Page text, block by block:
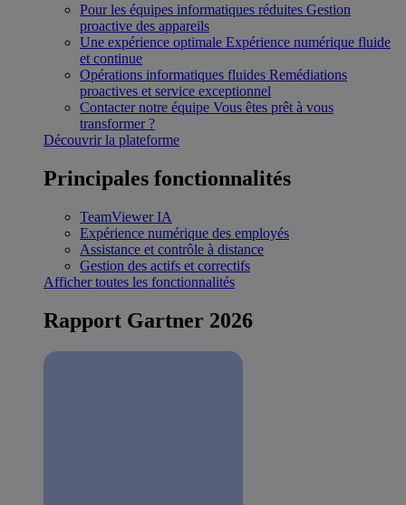
Pour les équipes informatiques réduites Gestion
proactive des appareils
Une expérience optimale Expérience numérique fluide
et continue
Opérations informatiques fluides Remédiations
proactives et service exceptionnel
Contacter notre équipe Vous êtes prêt à vous
transformer ?
Découvrir la plateforme
Principales fonctionnalités
TeamViewer IA
Expérience numérique des employés
Assistance et contrôle à distance
Gestion des actifs et correctifs
Afficher toutes les fonctionnalités
Rapport Gartner 2026